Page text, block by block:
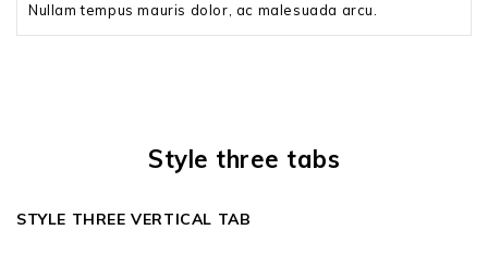
Nullam tempus mauris dolor, ac malesuada arcu.
Style three tabs
STYLE THREE VERTICAL TAB